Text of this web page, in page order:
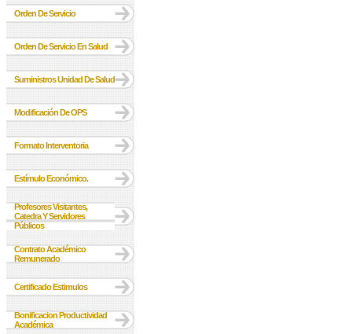
Orden De Servicio
Orden De Servicio En Salud
Suministros Unidad De Salud
Modificación De OPS
Formato Interventoria
Estímulo Económico.
Profesores Visitantes,
Catedra Y Servidores
Públicos
Contrato Académico
Remunerado
Certificado Estimulos
Bonificacion Productividad
Académica